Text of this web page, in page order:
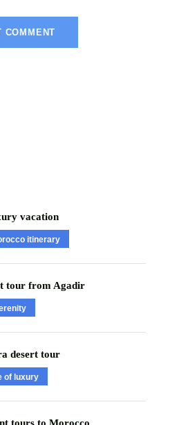
vacation
itinerary
tour from Agadir
desert tour
of luxury